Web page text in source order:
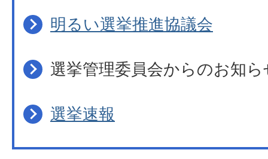
明るい選挙推進協議会
選挙管理委員会からのお知ら
選挙速報